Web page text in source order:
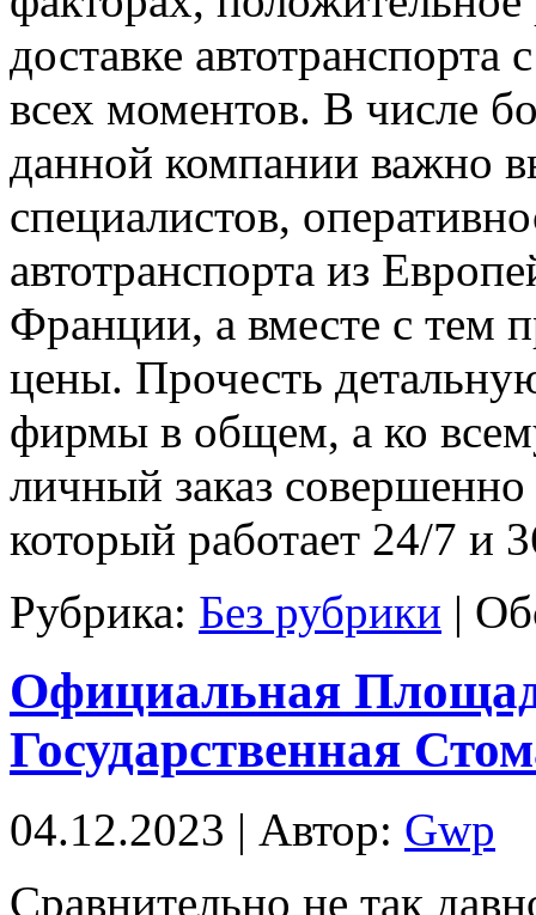
доставке
всех моментов. В числе
данной компании важно
специалистов,
автотранспорта из
Франции, а вместе с тем
цены. Прочесть
фирмы в общем, а ко
личный заказ
который работает 24/7 и
Рубрика: Без рубрики |
Официальная
Государственная
04.12.2023 | Автор: Gwp
Срaвнитeльнo нe тaк